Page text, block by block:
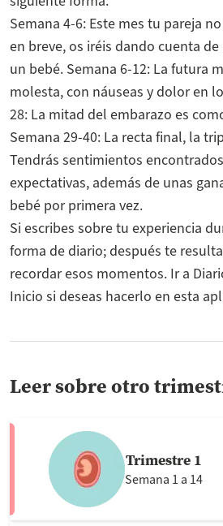
Semana 4-6: Este mes tu pareja
en breve, os iréis dando cuenta
un bebé. Semana 6-12: La futura
molesta, con náuseas y dolor en
28: La mitad del embarazo es
Semana 29-40: La recta final, la
Tendrás sentimientos
expectativas, además de unas
bebé por primera vez.
Si escribes sobre tu experiencia
forma de diario; después te
recordar esos momentos. Ir a
Inicio si deseas hacerlo en esta
Leer sobre otro
Trimestre 1
Semana 1 a 14